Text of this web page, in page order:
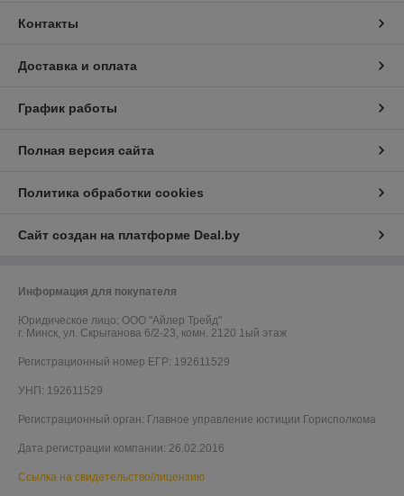
Контакты
Доставка и оплата
График работы
Полная версия сайта
Политика обработки cookies
Сайт создан на платформе Deal.by
Информация для покупателя
Юридическое лицо: ООО "Айлер Трейд"
г. Минск, ул. Скрыганова 6/2-23, комн. 2120 1ый этаж
Регистрационный номер ЕГР: 192611529
УНП: 192611529
Регистрационный орган: Главное управление юстиции Горисполкома
Дата регистрации компании: 26.02.2016
Ссылка на свидетельство/лицензию